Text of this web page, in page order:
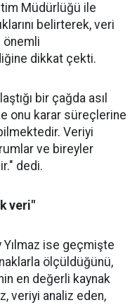
Müdürlüğü ile
belirterek, veri
önemli
dikkat çekti.
bir çağda asıl
onu karar süreçlerine
Veriyi
ve bireyler
dedi.
veri"
Yılmaz ise geçmişte
ölçüldüğünü,
en değerli kaynak
veriyi analiz eden,